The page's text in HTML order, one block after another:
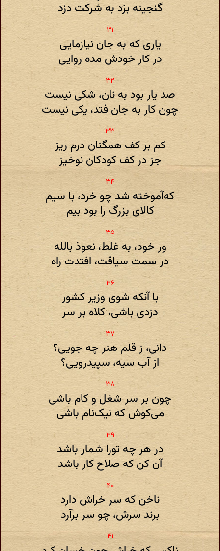
گنجینه برَد به شرکت دزد
یاری که به جان نیازمایی
در کار خودش مده روایی
صد یار بود به نان، شکی نیست
چون کار به جان فتد، یکی نیست
کم بر کف همگنان درم ریز
جز در کف کودکان نوخیز
که‌آموخته شد چو خرد، با سیم
کالای بزرگ را بود بیم
ور خود، به غلط، نعوذ بالله
در سمت سیاقت، افتدت راه
با آنکه شوی وزیر کشور
دزدی باشی، کلاه بر سر
دانی، ز قلم هنر چه جویی؟
از آب سیه، سپیدرویی؟
چون بر سر شغل و کام باشی
می‌کوش که نیک‌نام باشی
در هر چه تو‌را شمار باشد
آن کن که صلاح کار باشد
ناخن که سر خراش دارد
برند سرش، چو سر برآرد